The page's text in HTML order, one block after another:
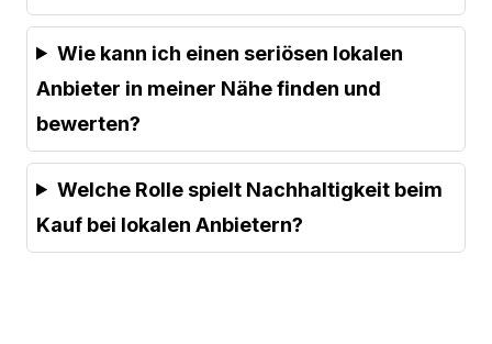
Wie kann ich einen seriösen lokalen
Anbieter in meiner Nähe finden und
bewerten?
Welche Rolle spielt Nachhaltigkeit beim
Kauf bei lokalen Anbietern?